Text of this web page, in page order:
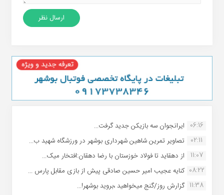
06:16 ایرانجوان سه بازیکن جدید گرفت...
02:11
تصاویر تمرین شاهین شهردارى بوشهر در ورزشگاه شهید ب...
11:07
از دهقاید تا فولاد خوزستان با رضا دهقان:افتخار میک...
08:22 کنایه عجیب امیر حسین صادقی پیش از بازی مقابل پارس ...
11:38 گزارش روز/گنج میخواهید ،بروید بوشهر!...